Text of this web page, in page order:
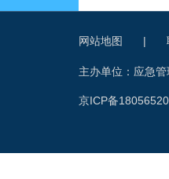
网站地图 |
主办单位：应急管
京ICP备